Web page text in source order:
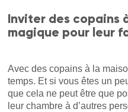
Inviter des copains
magique pour leur
Avec des copains à la
temps. Et si vous êtes un
que cela ne peut être que
leur chambre à d’autres